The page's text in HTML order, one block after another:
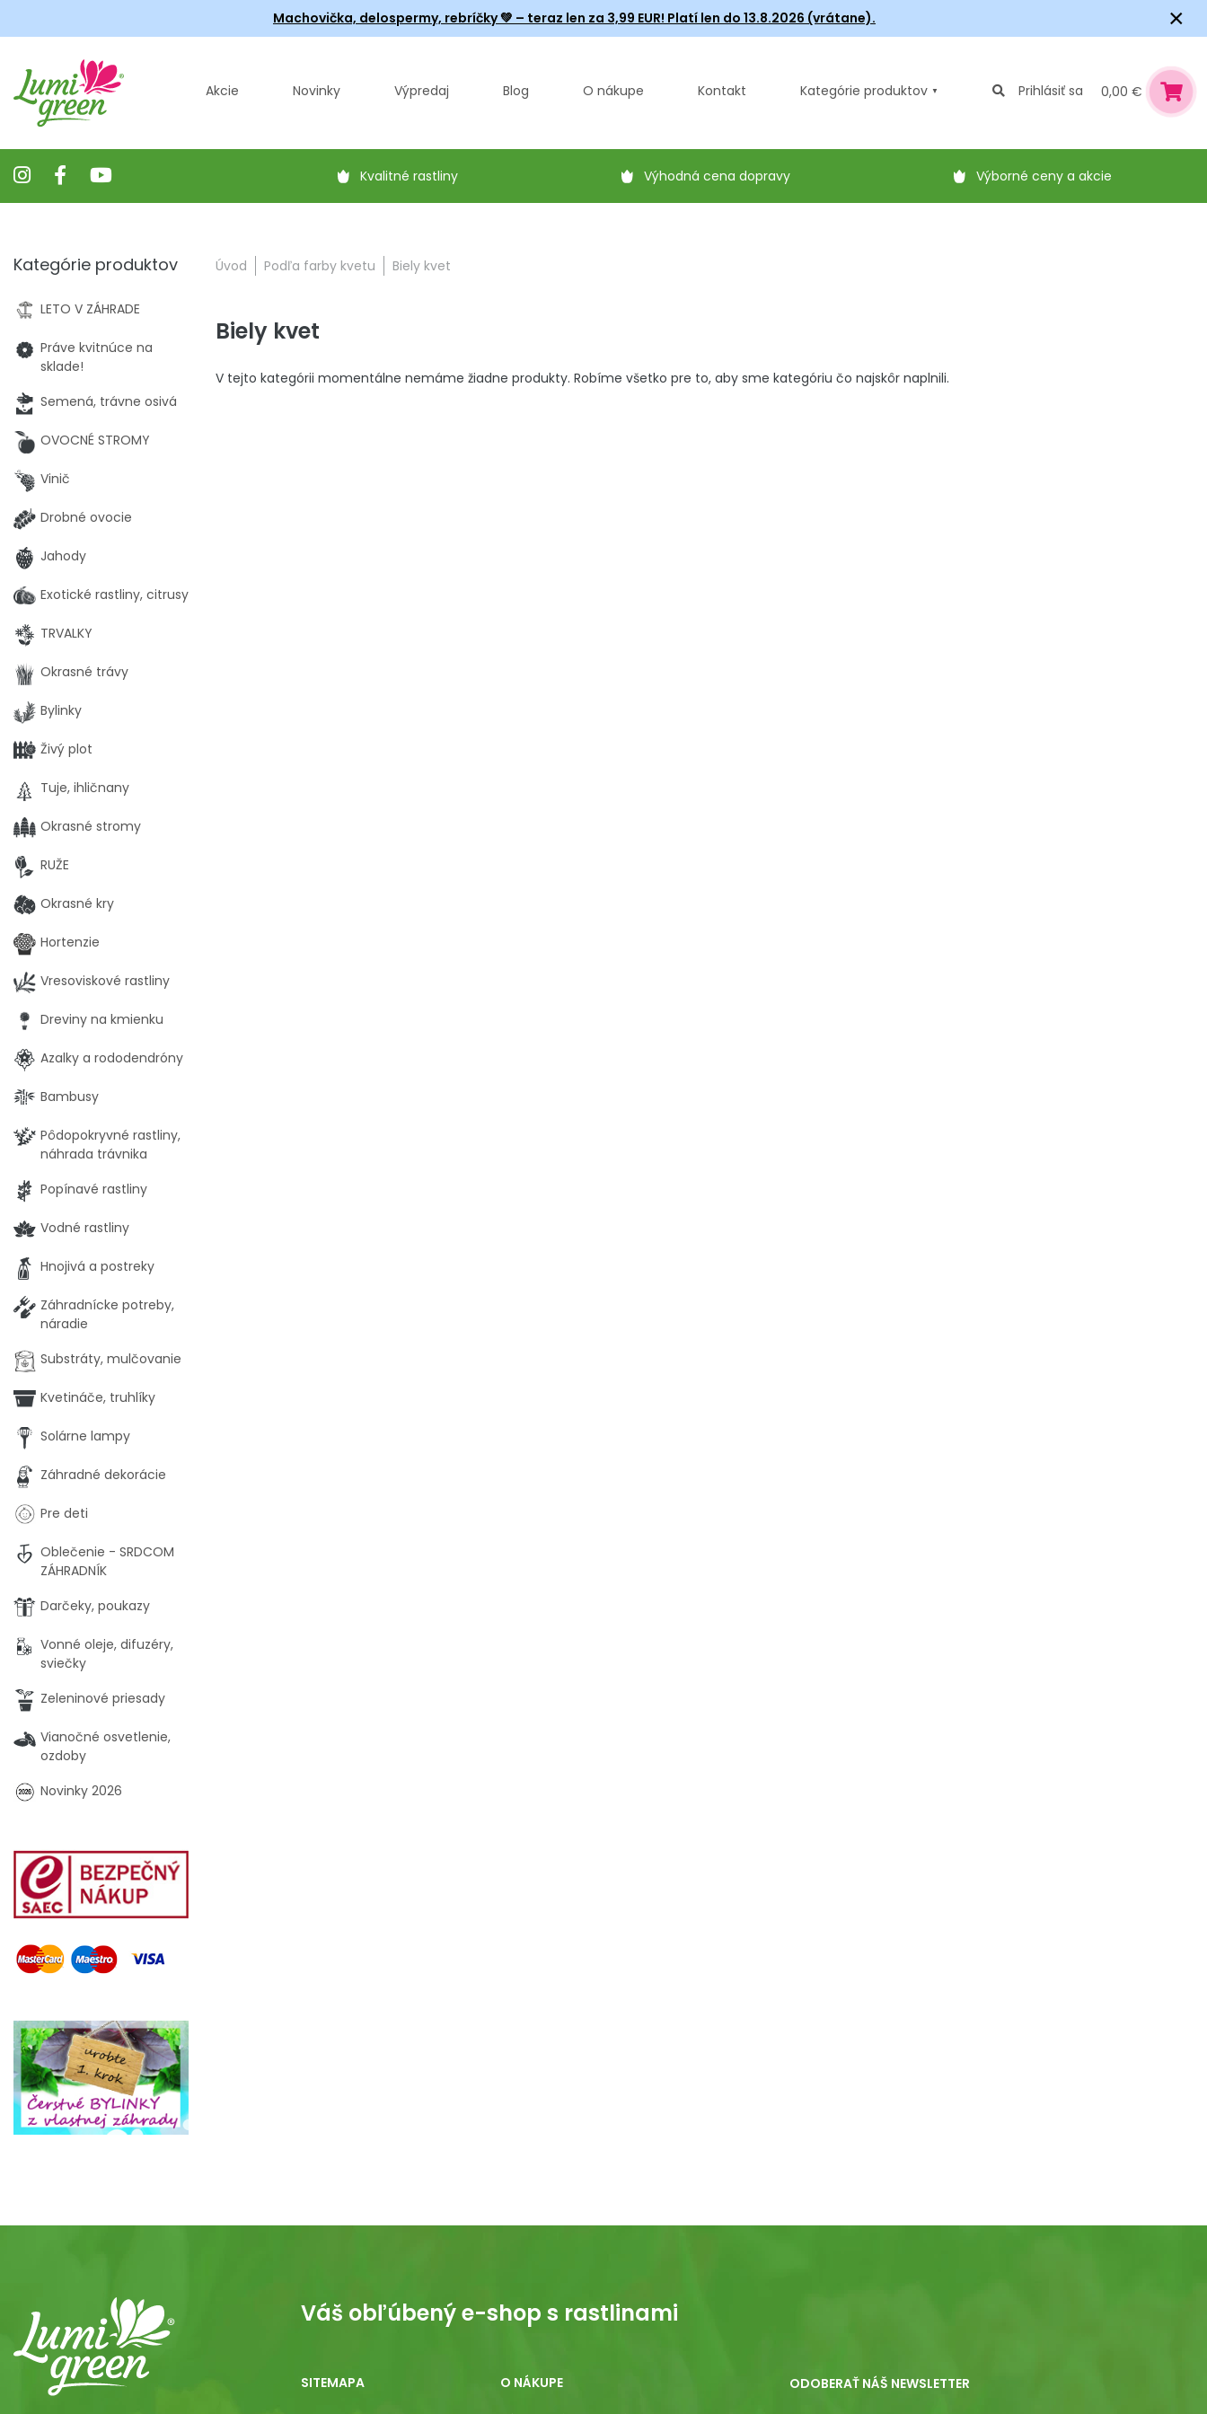
Machovička, delospermy, rebríčky💚 – teraz len za 3,99 EUR! Platí len do 13.8.2026 (vrátane). ×
Akcie Novinky Výpredaj Blog O nákupe Kontakt Kategórie produktov Prihlásiť sa 0,00 €
Kvalitné rastliny Výhodná cena dopravy Výborné ceny a akcie
Úvod Podľa farby kvetu Biely kvet
Biely kvet
V tejto kategórii momentálne nemáme žiadne produkty. Robíme všetko pre to, aby sme kategóriu čo najskôr naplnili.
Kategórie produktov
LETO V ZÁHRADE
Práve kvitnúce na
sklade!
Semená, trávne osivá
OVOCNÉ STROMY
Vinič
Drobné ovocie
Jahody
Exotické rastliny, citrusy
TRVALKY
Okrasné trávy
Bylinky
Živý plot
Tuje, ihličnany
Okrasné stromy
RUŽE
Okrasné kry
Hortenzie
Vresoviskové rastliny
Dreviny na kmienku
Azalky a rododendróny
Bambusy
Pôdopokryvné rastliny,
náhrada trávnika
Popínavé rastliny
Vodné rastliny
Hnojivá a postreky
Záhradnícke potreby,
náradie
Substráty, mulčovanie
Kvetináče, truhlíky
Solárne lampy
Záhradné dekorácie
Pre deti
Oblečenie - SRDCOM
ZÁHRADNÍK
Darčeky, poukazy
Vonné oleje, difuzéry,
sviečky
Zeleninové priesady
Vianočné osvetlenie,
ozdoby
Novinky 2026
Váš obľúbený e-shop s rastlinami
SITEMAPA O NÁKUPE ODOBERAŤ NÁŠ NEWSLETTER